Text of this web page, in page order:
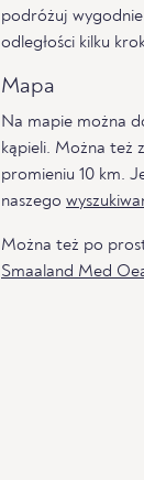
podróżuj
odległości kilku
Mapa
Na mapie można
kąpieli. Można też
promieniu 10 km.
naszego
Można też po
Smaaland Med